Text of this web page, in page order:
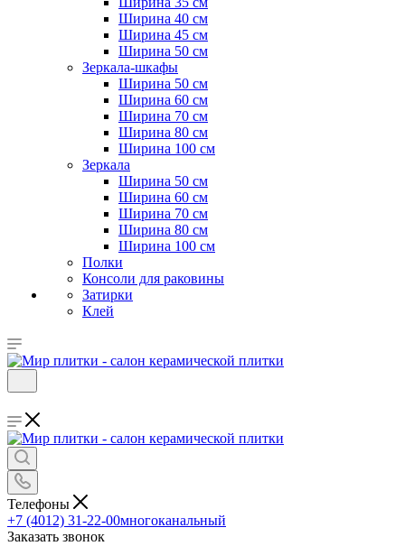
Ширина 40 см
Ширина 45 см
Ширина 50 см
Зеркала-шкафы
Ширина 50 см
Ширина 60 см
Ширина 70 см
Ширина 80 см
Ширина 100 см
Зеркала
Ширина 50 см
Ширина 60 см
Ширина 70 см
Ширина 80 см
Ширина 100 см
Полки
Консоли для раковины
Затирки
Клей
Телефоны
+7 (4012) 31-22-00многоканальный
Заказать звонок